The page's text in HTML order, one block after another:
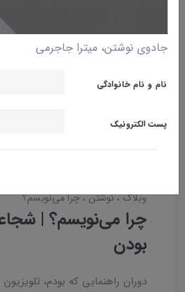
جادوی نوشتن، میترا جاجرمی
نام و نام خانوادگی
پست الکترونیک
وبلاگ نوشتن چرا می‌نویسم؟
چرا می‌نویسم؟ |
بودن
دوران راهنمایی که بودم،